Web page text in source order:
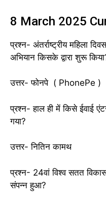
8 March 2025
प्रश्न- अंतर्राष्ट्रीय महिला
अभियान किसके द्वारा शुरू
उत्तर- फोनपे ( PhonePe )
प्रश्न- हाल ही में किसे ईवाई
गया?
उत्तर- नितिन कामथ
प्रश्न- 24वां विश्व सतत
संपन्न हुआ?